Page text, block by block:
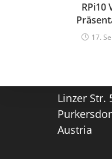
RPi10
17.
Linzer Str.
Austria